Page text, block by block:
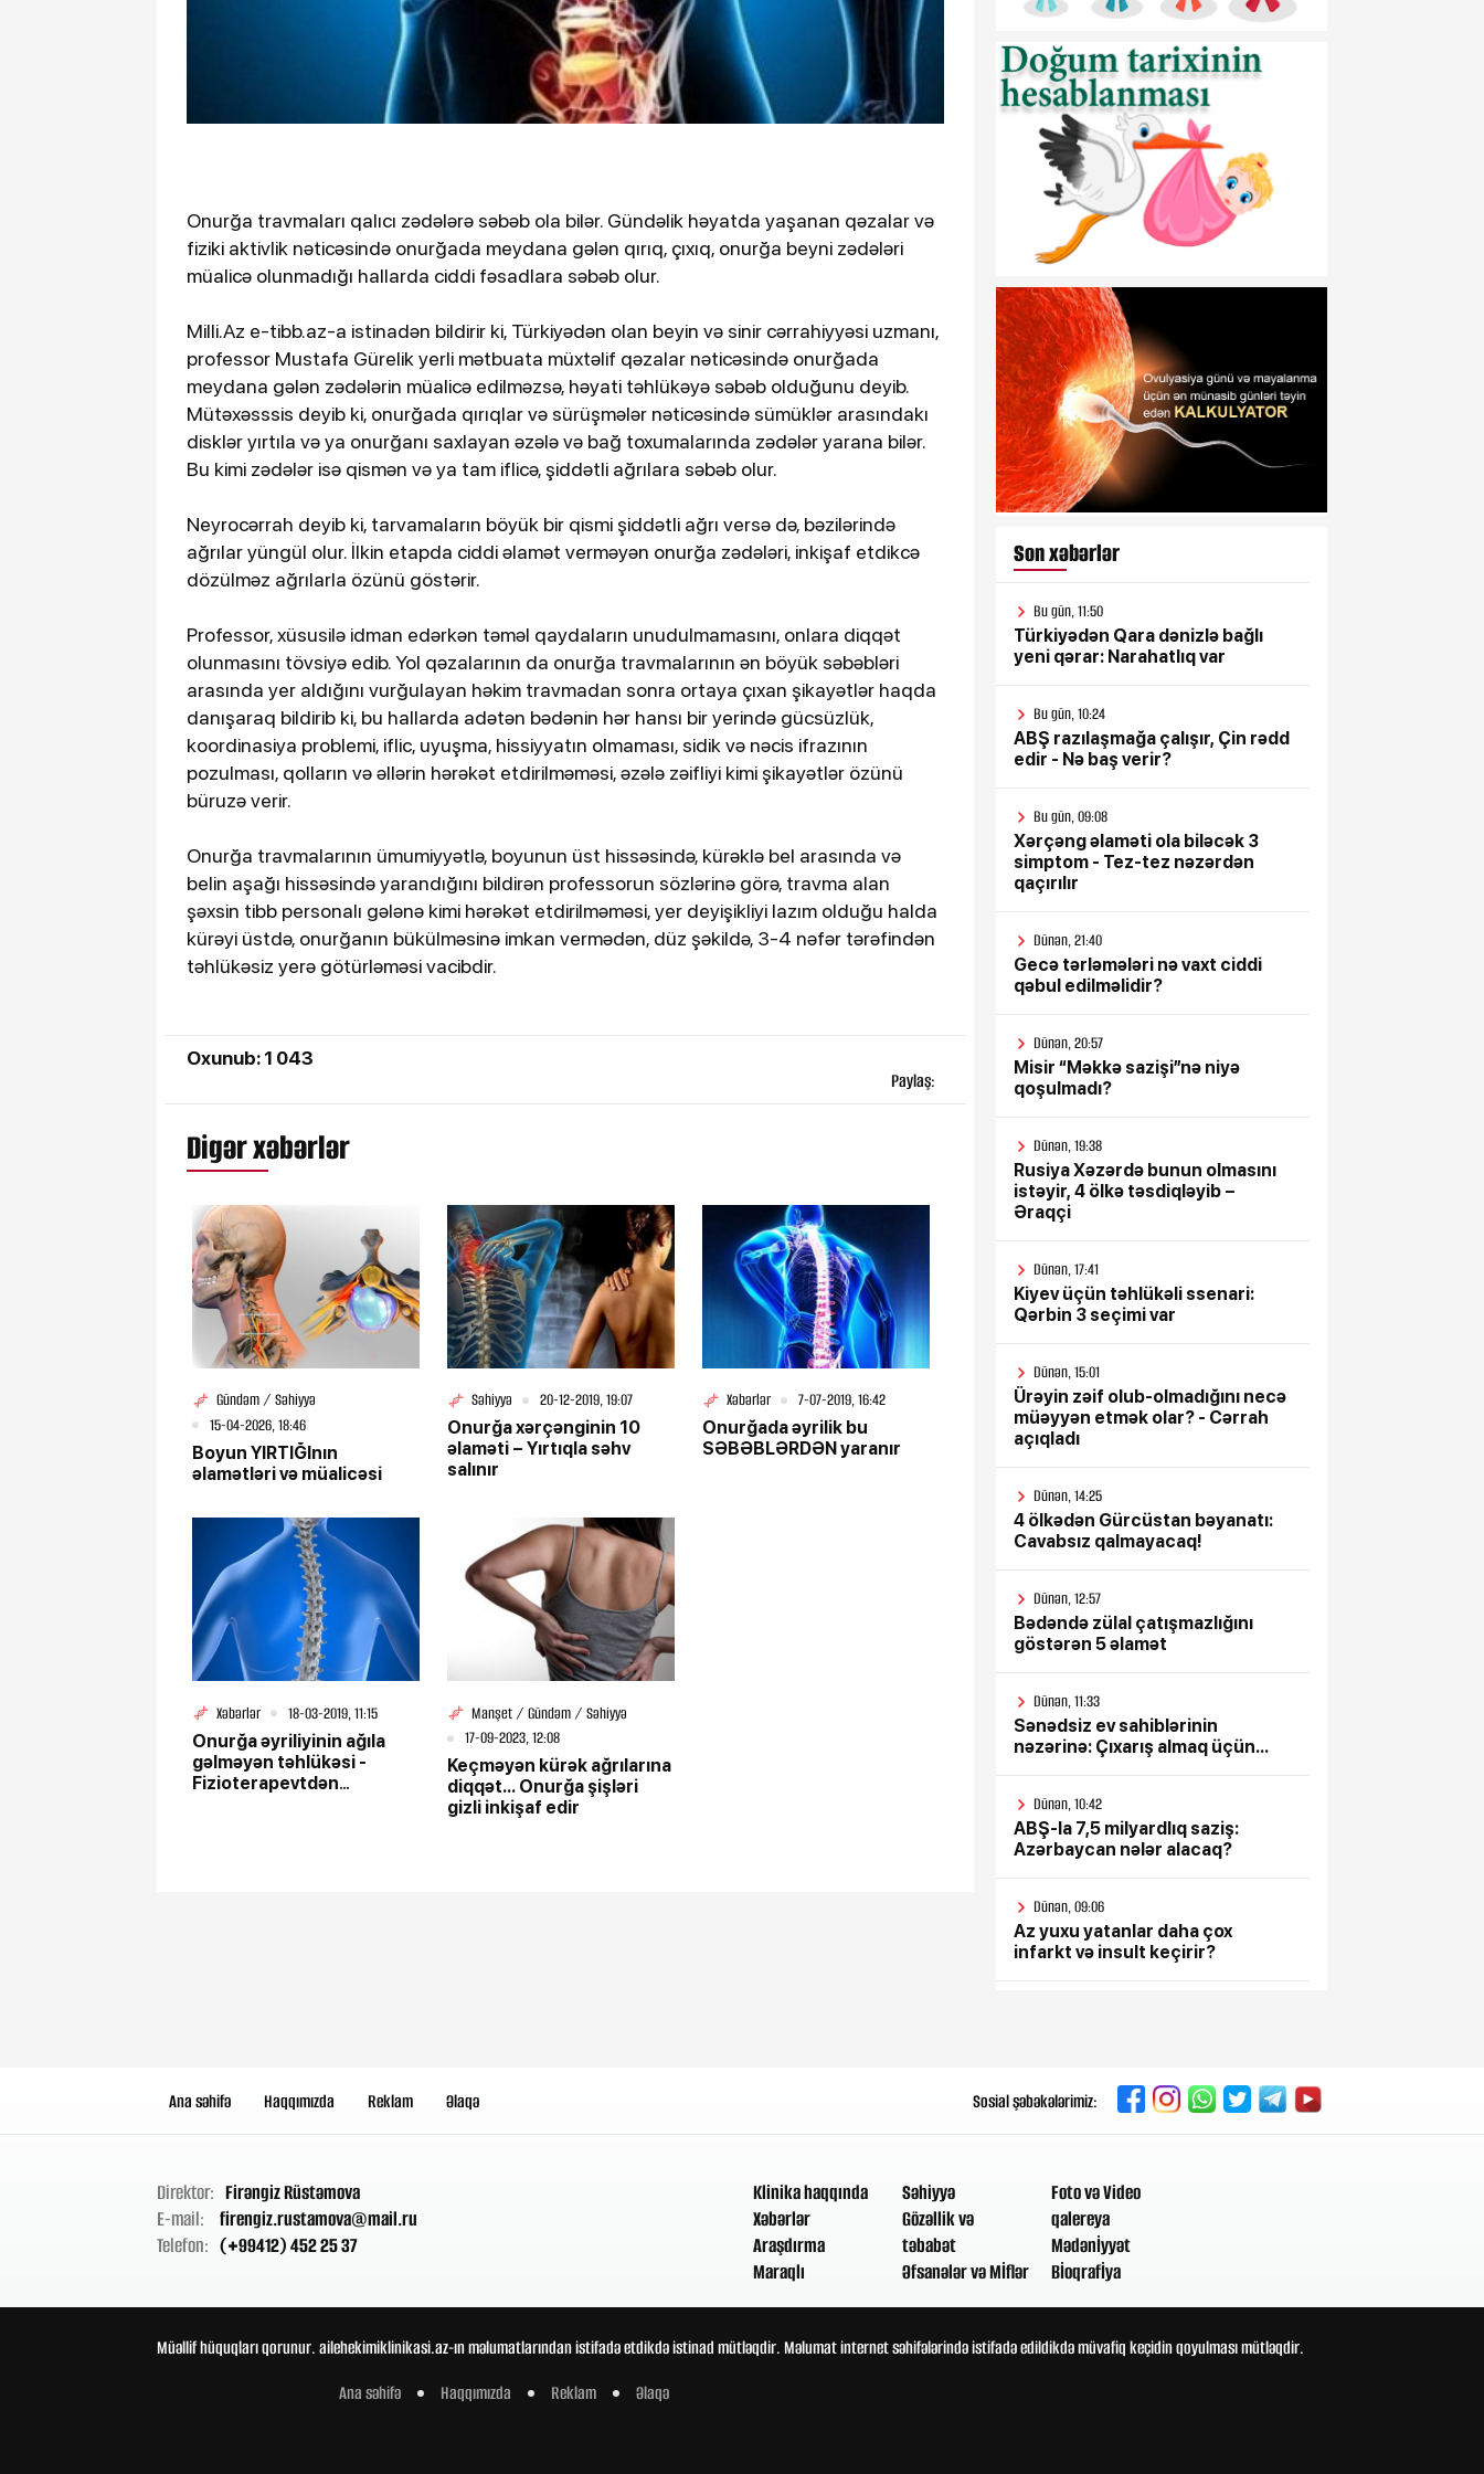
Onurğa travmaları qalıcı zədələrə səbəb ola bilər. Gündəlik həyatda yaşanan qəzalar və
fiziki aktivlik nəticəsində onurğada meydana gələn qırıq, çıxıq, onurğa beyni zədələri
müalicə olunmadığı hallarda ciddi fəsadlara səbəb olur.
Milli.Az e-tibb.az-a istinadən bildirir ki, Türkiyədən olan beyin və sinir cərrahiyyəsi uzmanı,
professor Mustafa Gürelik yerli mətbuata müxtəlif qəzalar nəticəsində onurğada
meydana gələn zədələrin müalicə edilməzsə, həyati təhlükəyə səbəb olduğunu deyib.
Mütəxəsssis deyib ki, onurğada qırıqlar və sürüşmələr nəticəsində sümüklər arasındakı
disklər yırtıla və ya onurğanı saxlayan əzələ və bağ toxumalarında zədələr yarana bilər.
Bu kimi zədələr isə qismən və ya tam iflicə, şiddətli ağrılara səbəb olur.
Neyrocərrah deyib ki, tarvamaların böyük bir qismi şiddətli ağrı versə də, bəzilərində
ağrılar yüngül olur. İlkin etapda ciddi əlamət verməyən onurğa zədələri, inkişaf etdikcə
dözülməz ağrılarla özünü göstərir.
Professor, xüsusilə idman edərkən təməl qaydaların unudulmamasını, onlara diqqət
olunmasını tövsiyə edib. Yol qəzalarının da onurğa travmalarının ən böyük səbəbləri
arasında yer aldığını vurğulayan həkim travmadan sonra ortaya çıxan şikayətlər haqda
danışaraq bildirib ki, bu hallarda adətən bədənin hər hansı bir yerində gücsüzlük,
koordinasiya problemi, iflic, uyuşma, hissiyyatın olmaması, sidik və nəcis ifrazının
pozulması, qolların və əllərin hərəkət etdirilməməsi, əzələ zəifliyi kimi şikayətlər özünü
büruzə verir.
Onurğa travmalarının ümumiyyətlə, boyunun üst hissəsində, kürəklə bel arasında və
belin aşağı hissəsində yarandığını bildirən professorun sözlərinə görə, travma alan
şəxsin tibb personalı gələnə kimi hərəkət etdirilməməsi, yer deyişikliyi lazım olduğu halda
kürəyi üstdə, onurğanın bükülməsinə imkan vermədən, düz şəkildə, 3-4 nəfər tərəfindən
təhlükəsiz yerə götürləməsi vacibdir.
Oxunub: 1 043
Paylaş:
Digər xəbərlər
Gündəm / Səhiyyə
15-04-2026, 18:46
Boyun YIRTIĞInın
əlamətləri və müalicəsi
Səhiyyə
20-12-2019, 19:07
Onurğa xərçənginin 10
əlaməti – Yırtıqla səhv
salınır
Xəbərlər
7-07-2019, 16:42
Onurğada əyrilik bu
SƏBƏBLƏRDƏN yaranır
Xəbərlər
18-03-2019, 11:15
Onurğa əyriliyinin ağıla
gəlməyən təhlükəsi -
Fizioterapevtdən
Manşet / Gündəm / Səhiyyə
17-09-2023, 12:08
Keçməyən kürək ağrılarına
diqqət... Onurğa şişləri
gizli inkişaf edir
Son xəbərlər
Bu gün, 11:50
Türkiyədən Qara dənizlə bağlı
yeni qərar: Narahatlıq var
Bu gün, 10:24
ABŞ razılaşmağa çalışır, Çin rədd
edir - Nə baş verir?
Bu gün, 09:08
Xərçəng əlaməti ola biləcək 3
simptom - Tez-tez nəzərdən
qaçırılır
Dünən, 21:40
Gecə tərləmələri nə vaxt ciddi
qəbul edilməlidir?
Dünən, 20:57
Misir “Məkkə sazişi”nə niyə
qoşulmadı?
Dünən, 19:38
Rusiya Xəzərdə bunun olmasını
istəyir, 4 ölkə təsdiqləyib –
Əraqçi
Dünən, 17:41
Kiyev üçün təhlükəli ssenari:
Qərbin 3 seçimi var
Dünən, 15:01
Ürəyin zəif olub-olmadığını necə
müəyyən etmək olar? - Cərrah
açıqladı
Dünən, 14:25
4 ölkədən Gürcüstan bəyanatı:
Cavabsız qalmayacaq!
Dünən, 12:57
Bədəndə zülal çatışmazlığını
göstərən 5 əlamət
Dünən, 11:33
Sənədsiz ev sahiblərinin
nəzərinə: Çıxarış almaq üçün...
Dünən, 10:42
ABŞ-la 7,5 milyardlıq saziş:
Azərbaycan nələr alacaq?
Dünən, 09:06
Az yuxu yatanlar daha çox
infarkt və insult keçirir?
7-08-2026, 19:32
Miqrant qalmaqalının
pərdəarxası: Niyə İspaniyanın
Afrikada torpaqları var?
7-08-2026, 18:46
Ana səhifə Haqqımızda Reklam Əlaqə Sosial şəbəkələrimiz:
Direktor: Firəngiz Rüstəmova
E-mail:
firengiz.rustamova@mail.ru
Telefon: (+99412) 452 25 37
Klinika haqqında
Xəbərlər
Araşdırma
Maraqlı
Səhiyyə
Gözəllik və
təbabət
Əfsanələr və Mİflər
Foto və Video
qalereya
Mədənİyyət
Bİoqrafİya
Müəllif hüquqları qorunur. ailehekimiklinikasi.az-ın məlumatlarından istifadə etdikdə istinad mütləqdir. Məlumat internet səhifələrində istifadə edildikdə müvafiq keçidin qoyulması mütləqdir.
Ana səhifə
Haqqımızda Reklam Əlaqə